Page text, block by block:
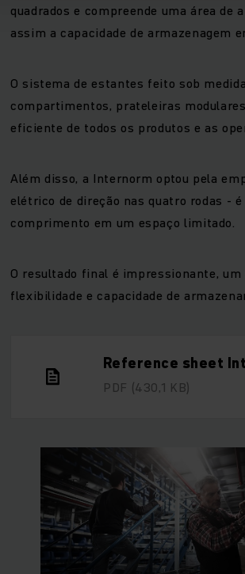
quadrados e compreende uma área de
assim a capacidade de armazenagem
O sistema de estantes feito sob
compartimentos, prateleiras
eficiente de todos os produtos e as
Além disso, a Internorm optou pela
elétrico de direção nas quatro rodas -
comprimento em um espaço limitado.
O resultado final é impressionante,
flexibilidade e capacidade de
Reference sheet
PDF (430,1 KB)